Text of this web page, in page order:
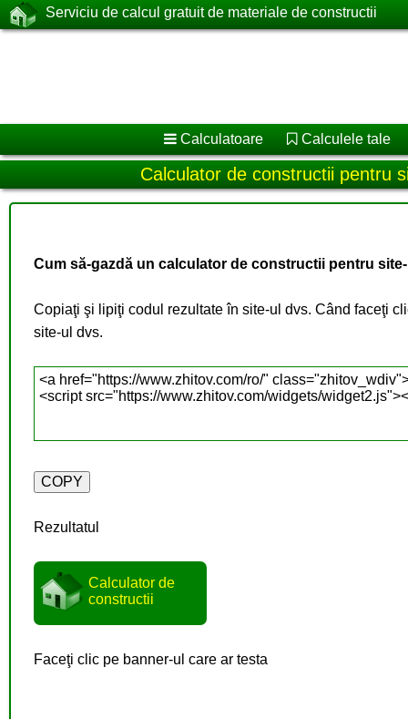
Serviciu de calcul gratuit de materiale de constructii
Calculatoare Calculele tale
Calculator de constructii pentru
Cum să-gazdă un calculator de constructii pentru
Copiaţi şi lipiţi codul rezultate în site-ul dvs. Când faceţi
site-ul dvs.
Rezultatul
Calculator de
constructii
Faceţi clic pe banner-ul care ar testa